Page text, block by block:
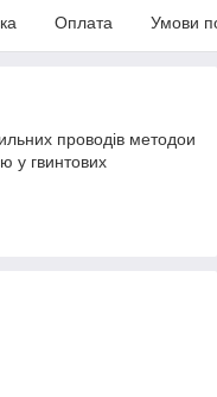
Оплата Умови
проводів методои
у гвинтових